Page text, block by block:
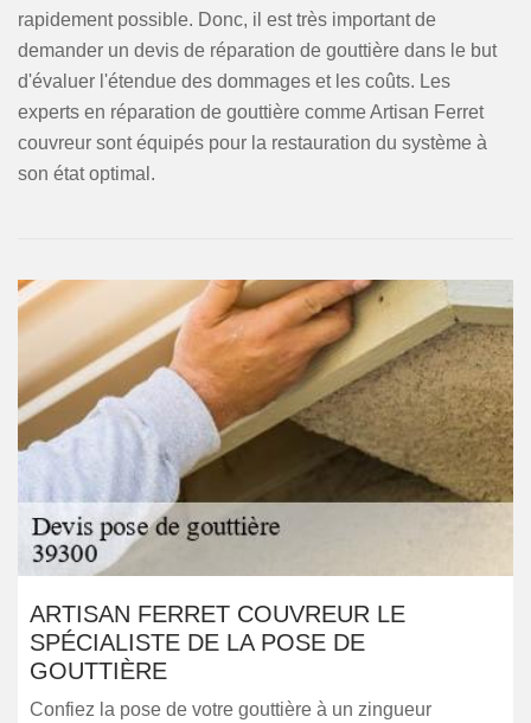
rapidement possible. Donc, il est très important de
demander un devis de réparation de gouttière dans le but
d'évaluer l'étendue des dommages et les coûts. Les
experts en réparation de gouttière comme Artisan Ferret
couvreur sont équipés pour la restauration du système à
son état optimal.
ARTISAN FERRET COUVREUR LE
SPÉCIALISTE DE LA POSE DE
GOUTTIÈRE
Confiez la pose de votre gouttière à un zingueur